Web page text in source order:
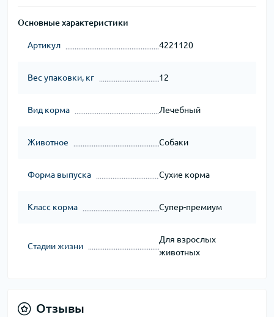
Основные характеристики
Артикул 4221120
Вес упаковки, кг 12
Вид корма Лечебный
Животное Собаки
Форма выпуска Сухие корма
Класс корма Супер-премиум
Стадии жизни
Для взрослых
животных
Отзывы